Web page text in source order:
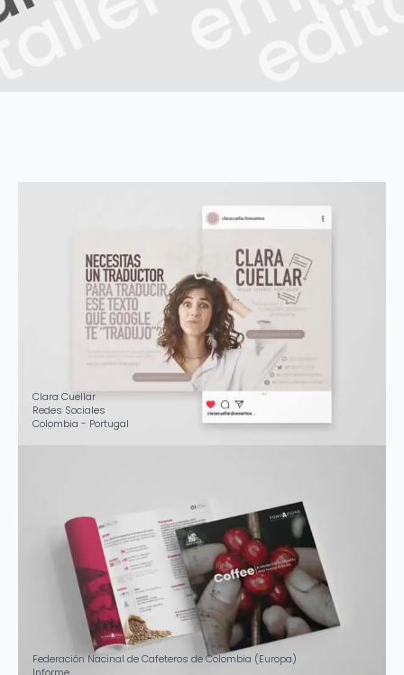
Clara Cuellar
Redes Sociales
Colombia - Portugal
Federación Nacinal de Cafeteros de Colombia (Europa)
Informe